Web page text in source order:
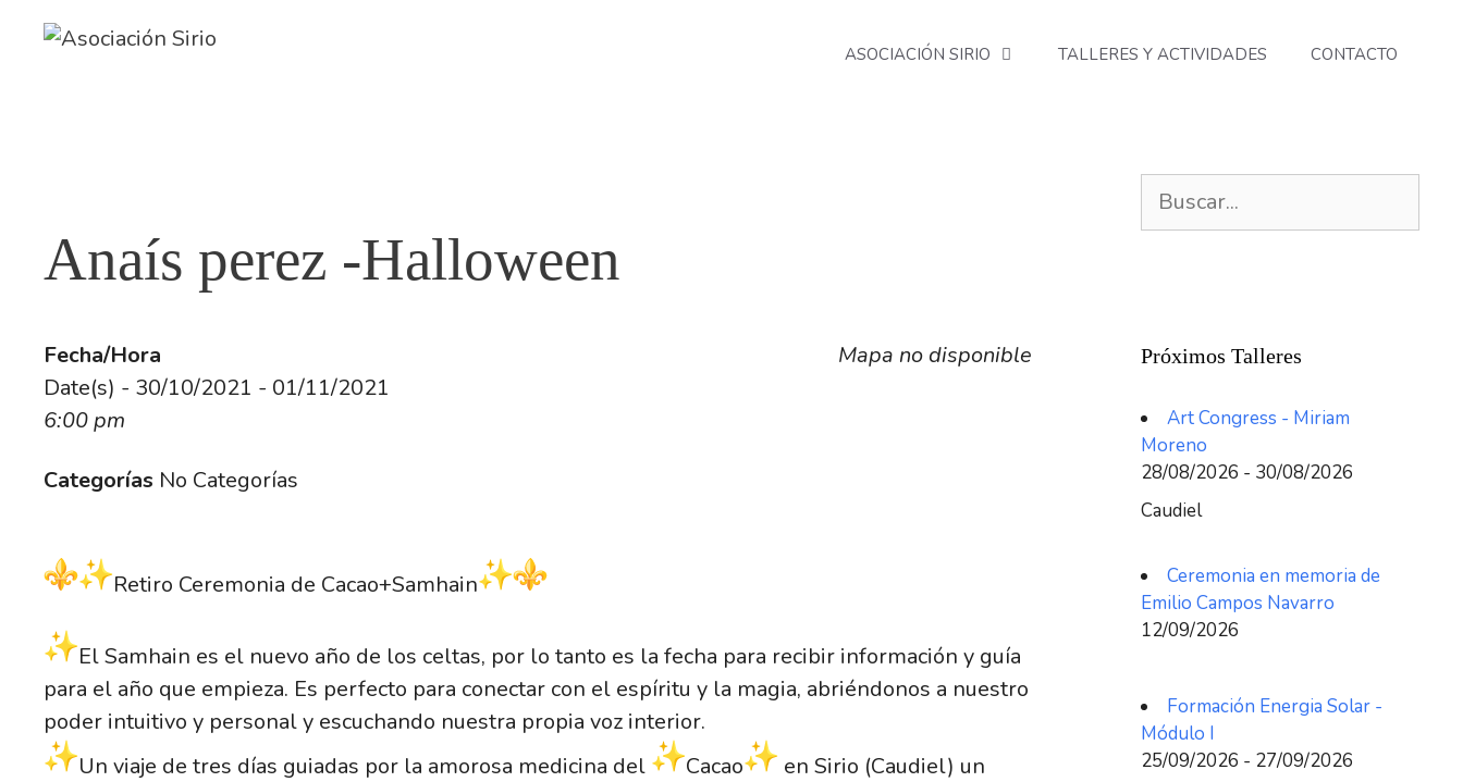
ASOCIACIÓN SIRIO TALLERES Y ACTIVIDADES CONTACTO
Anaís perez -Halloween
Mapa no disponible
Fecha/Hora
Date(s) - 30/10/2021 - 01/11/2021
6:00 pm
Categorías No Categorías
Retiro Ceremonia de Cacao+Samhain
El Samhain es el nuevo año de los celtas, por lo tanto es la fecha para recibir información y guía
para el año que empieza. Es perfecto para conectar con el espíritu y la magia, abriéndonos a nuestro
poder intuitivo y personal y escuchando nuestra propia voz interior.
Un viaje de tres días guiadas por la amorosa medicina del
Cacao
en Sirio (Caudiel) un
Próximos Talleres
Art Congress - Miriam
Moreno
28/08/2026 - 30/08/2026
Caudiel
Ceremonia en memoria de
Emilio Campos Navarro
12/09/2026
Formación Energia Solar -
Módulo I
25/09/2026 - 27/09/2026